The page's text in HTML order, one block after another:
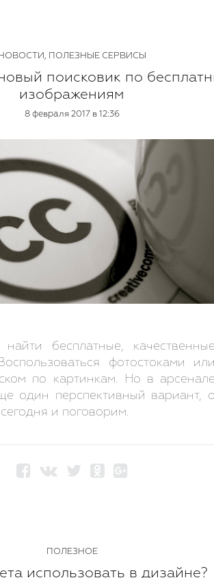
НОВОСТИ ПОЛЕЗНЫЕ СЕРВИСЫ
поисковик по
изображениям
8 февраля 2017 в 12:36
бесплатные,
фотостоками
по картинкам. Но в
один перспективный вариант,
и поговорим.
ПОЛЕЗНОЕ
использовать в дизайне?